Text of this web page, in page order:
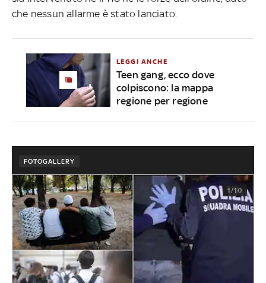
che nessun allarme è stato lanciato.
LEGGI ANCHE
Teen gang, ecco dove
colpiscono: la mappa
regione per regione
FOTOGALLERY
1/10